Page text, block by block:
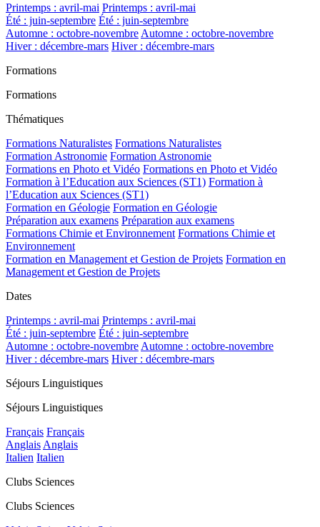
Printemps : avril-mai Printemps : avril-mai
Été : juin-septembre Été : juin-septembre
Automne : octobre-novembre Automne : octobre-novembre
Hiver : décembre-mars Hiver : décembre-mars
Formations
Formations
Thématiques
Formations Naturalistes Formations Naturalistes
Formation Astronomie Formation Astronomie
Formations en Photo et Vidéo Formations en Photo et Vidéo
Formation à l’Education aux Sciences (ST1) Formation à
l’Education aux Sciences (ST1)
Formation en Géologie Formation en Géologie
Préparation aux examens Préparation aux examens
Formations Chimie et Environnement Formations Chimie et
Environnement
Formation en Management et Gestion de Projets Formation en
Management et Gestion de Projets
Dates
Printemps : avril-mai Printemps : avril-mai
Été : juin-septembre Été : juin-septembre
Automne : octobre-novembre Automne : octobre-novembre
Hiver : décembre-mars Hiver : décembre-mars
Séjours Linguistiques
Séjours Linguistiques
Français Français
Anglais Anglais
Italien Italien
Clubs Sciences
Clubs Sciences